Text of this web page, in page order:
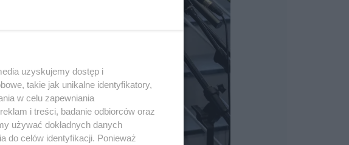
uzyskujemy dostęp i
takie jak unikalne identyfikatory,
w celu zapewniania
i treści, badanie odbiorców oraz
używać dokładnych danych
do celów identyfikacji. Ponieważ